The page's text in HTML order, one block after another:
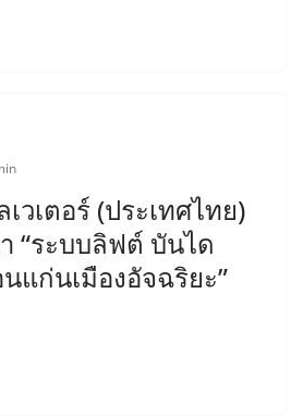
วเตอร์ (ประเทศไทย)
“ระบบลิฟต์ บันได
แก่นเมืองอัจฉริยะ”